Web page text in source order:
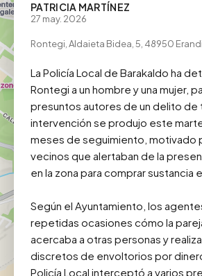
PATRICIA MARTÍNEZ
27 may. 2026
Rontegi, Aldaieta Bidea, 5, 48950
La Policía Local de Barakaldo ha
Rontegi a un hombre y una mujer,
presuntos autores de un delito de
intervención se produjo este
meses de seguimiento, motivado
vecinos que alertaban de la
en la zona para comprar sustancia
Según el Ayuntamiento, los
repetidas ocasiones cómo la
acercaba a otras personas y
discretos de envoltorios por
Policía Local interceptó a varios